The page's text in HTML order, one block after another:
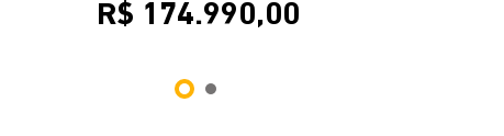
R$ 174.990,00